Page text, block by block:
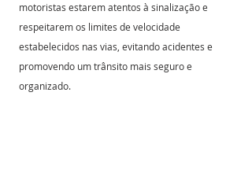
motoristas estarem atentos à sinalização e
respeitarem os limites de velocidade
estabelecidos nas vias, evitando acidentes e
promovendo um trânsito mais seguro e
organizado.